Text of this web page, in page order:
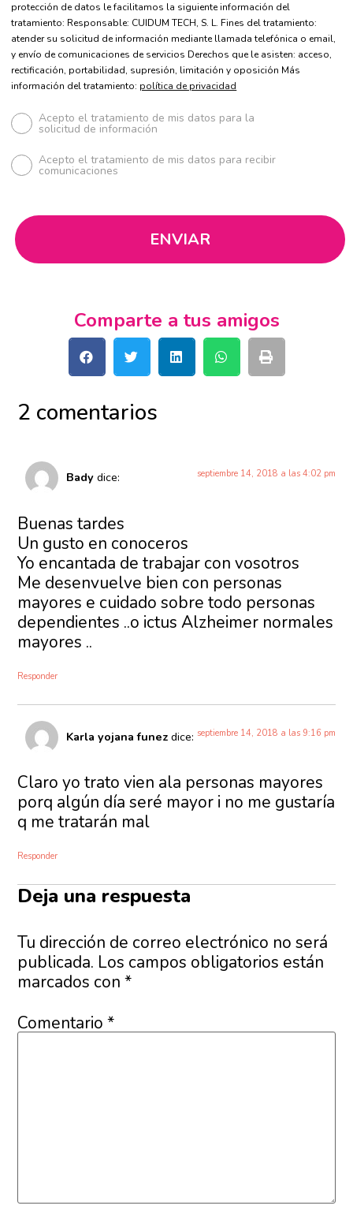
protección de datos le facilitamos la siguiente información del
tratamiento: Responsable: CUIDUM TECH, S. L. Fines del tratamiento:
atender su solicitud de información mediante llamada telefónica o email,
y envío de comunicaciones de servicios Derechos que le asisten: acceso,
rectificación, portabilidad, supresión, limitación y oposición Más
información del tratamiento: política de privacidad
Acepto el tratamiento de mis datos para la
solicitud de información
Acepto el tratamiento de mis datos para recibir
comunicaciones
Comparte a tus amigos
2 comentarios
Bady dice: septiembre 14, 2018 a las 4:02 pm
Buenas tardes
Un gusto en conoceros
Yo encantada de trabajar con vosotros
Me desenvuelve bien con personas
mayores e cuidado sobre todo personas
dependientes ..o ictus Alzheimer normales
mayores ..
Responder
Karla yojana funez dice: septiembre 14, 2018 a las 9:16 pm
Claro yo trato vien ala personas mayores
porq algún día seré mayor i no me gustaría
q me tratarán mal
Responder
Deja una respuesta
Tu dirección de correo electrónico no será
publicada. Los campos obligatorios están
marcados con*
Comentario*